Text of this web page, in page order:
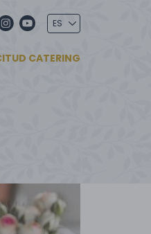
CATERING